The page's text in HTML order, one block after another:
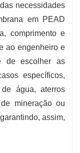
necessidades
em PEAD
comprimento e
ao engenheiro e
de escolher as
específicos,
água, aterros
mineração ou
assim,